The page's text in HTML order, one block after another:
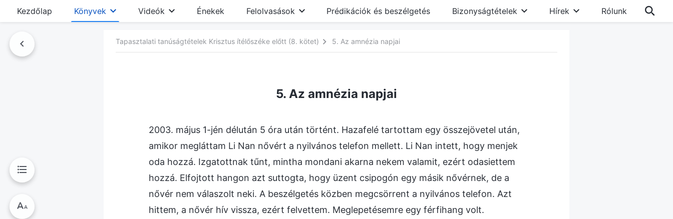
Kezdőlap Könyvek Videók Énekek Felolvasások Prédikációk és beszélgetés Bizonyságtételek Hírek Rólunk
Tapasztalati tanúságtételek Krisztus ítélőszéke előtt (8. kötet) 5. Az amnézia napjai
5. Az amnézia napjai
2003. május 1-jén délután 5 óra után történt. Hazafelé tartottam egy összejövetel után,
amikor megláttam Li Nan nővért a nyilvános telefon mellett. Li Nan intett, hogy menjek
oda hozzá. Izgatottnak tűnt, mintha mondani akarna nekem valamit, ezért odasiettem
hozzá. Elfojtott hangon azt suttogta, hogy üzent csipogón egy másik nővérnek, de a
nővér nem válaszolt neki. A beszélgetés közben megcsörrent a nyilvános telefon. Azt
hittem, a nővér hív vissza, ezért felvettem. Meglepetésemre egy férfihang volt.